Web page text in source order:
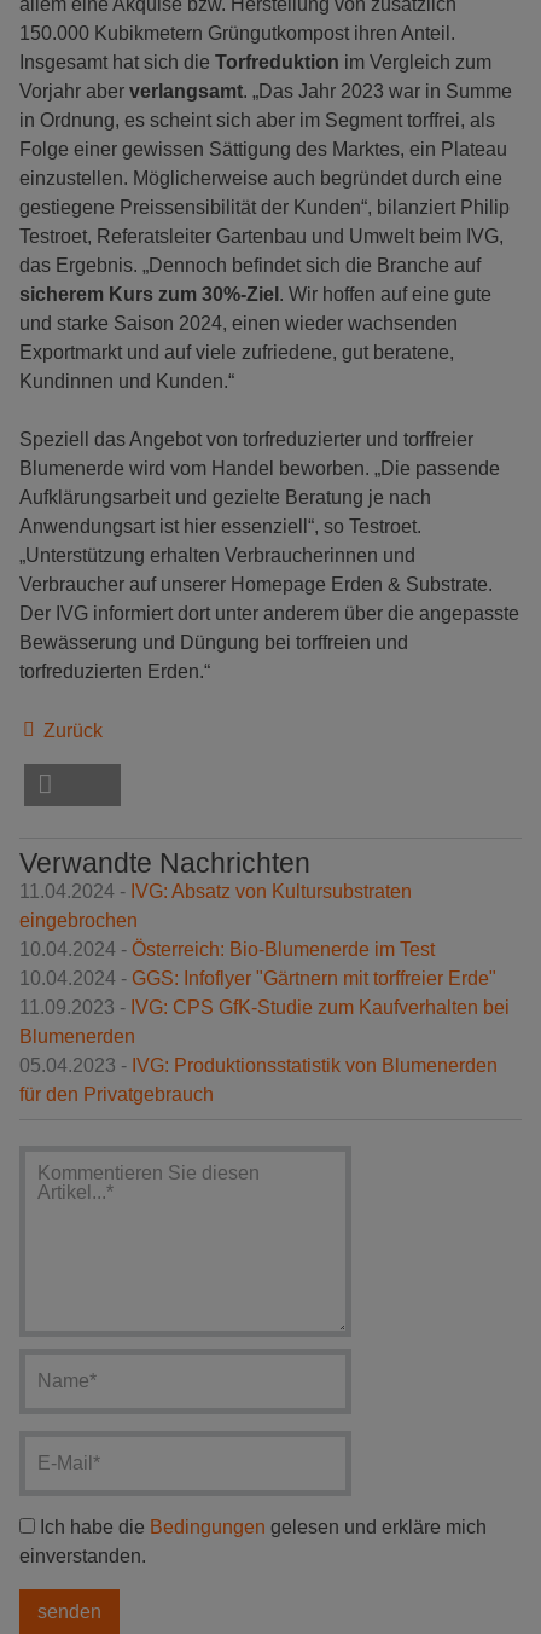
allem eine Akquise bzw. Herstellung von zusätzlich
150.000 Kubikmetern Grüngutkompost ihren Anteil.
Insgesamt hat sich die Torfreduktion im Vergleich zum
Vorjahr aber verlangsamt. „Das Jahr 2023 war in Summe
in Ordnung, es scheint sich aber im Segment torffrei, als
Folge einer gewissen Sättigung des Marktes, ein Plateau
einzustellen. Möglicherweise auch begründet durch eine
gestiegene Preissensibilität der Kunden“, bilanziert Philip
Testroet, Referatsleiter Gartenbau und Umwelt beim IVG,
das Ergebnis. „Dennoch befindet sich die Branche auf
sicherem Kurs zum 30%-Ziel . Wir hoffen auf eine gute
und starke Saison 2024, einen wieder wachsenden
Exportmarkt und auf viele zufriedene, gut beratene,
Kundinnen und Kunden.“
Speziell das Angebot von torfreduzierter und torffreier
Blumenerde wird vom Handel beworben. „Die passende
Aufklärungsarbeit und gezielte Beratung je nach
Anwendungsart ist hier essenziell“, so Testroet.
„Unterstützung erhalten Verbraucherinnen und
Verbraucher auf unserer Homepage Erden & Substrate.
Der IVG informiert dort unter anderem über die angepasste
Bewässerung und Düngung bei torffreien und
torfreduzierten Erden.“
Zurück
Verwandte Nachrichten
11.04.2024 - IVG: Absatz von Kultursubstraten
eingebrochen
10.04.2024 - Österreich: Bio-Blumen­erde im Test
10.04.2024 - GGS: Infoflyer "Gärtnern mit torffreier Erde"
11.09.2023 - IVG: CPS GfK-Studie zum Kaufverhalten bei
Blumenerden
05.04.2023 - IVG: Produktionsstatistik von Blumenerden
für den Privatgebrauch
Ich habe die Bedingungen gelesen und erkläre mich
einverstanden.